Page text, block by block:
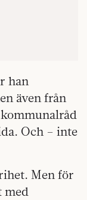
han
även från
Och – inte
Men för
med